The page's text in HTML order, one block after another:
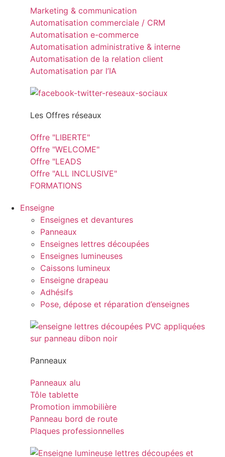
Marketing & communication
Automatisation commerciale / CRM
Automatisation e-commerce
Automatisation administrative & interne
Automatisation de la relation client
Automatisation par l’IA
Les Offres réseaux
Offre "LIBERTE"
Offre "WELCOME"
Offre "LEADS
Offre "ALL INCLUSIVE"
FORMATIONS
Enseigne
Enseignes et devantures
Panneaux
Enseignes lettres découpées
Enseignes lumineuses
Caissons lumineux
Enseigne drapeau
Adhésifs
Pose, dépose et réparation d’enseignes
Panneaux
Panneaux alu
Tôle tablette
Promotion immobilière
Panneau bord de route
Plaques professionnelles